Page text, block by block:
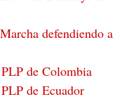
defendiendo a
de Colombia
de Ecuador